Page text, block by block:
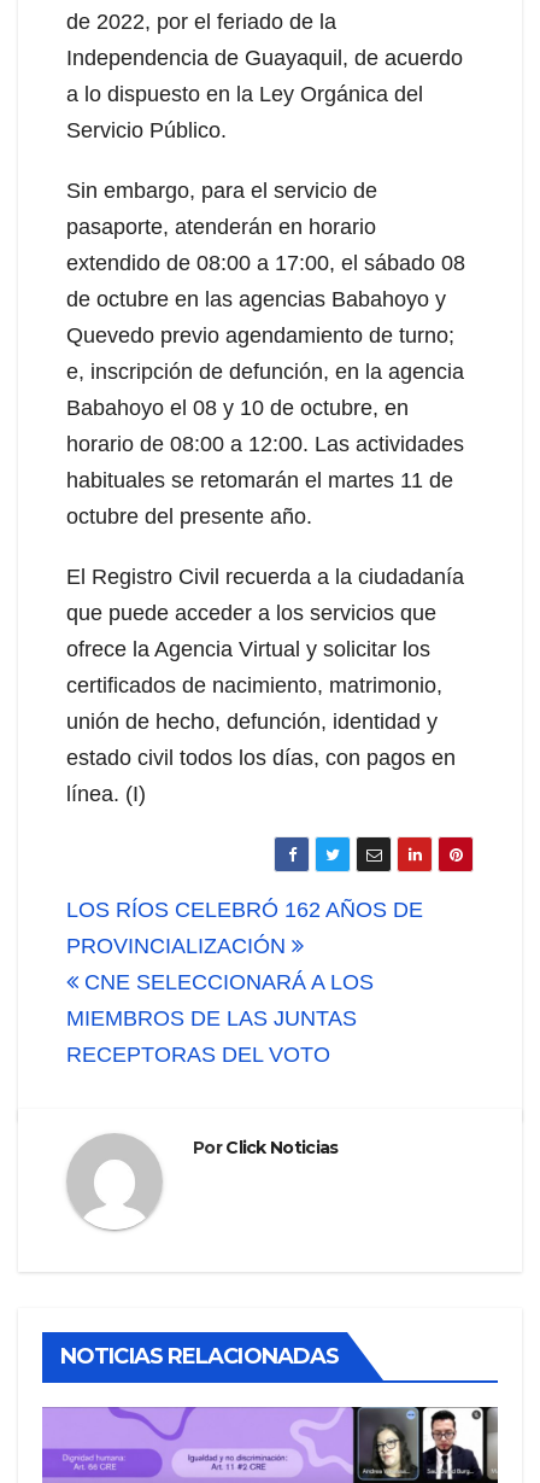
de 2022, por el feriado de la
Independencia de Guayaquil, de acuerdo
a lo dispuesto en la Ley Orgánica del
Servicio Público.
Sin embargo, para el servicio de
pasaporte, atenderán en horario
extendido de 08:00 a 17:00, el sábado 08
de octubre en las agencias Babahoyo y
Quevedo previo agendamiento de turno;
e, inscripción de defunción, en la agencia
Babahoyo el 08 y 10 de octubre, en
horario de 08:00 a 12:00. Las actividades
habituales se retomarán el martes 11 de
octubre del presente año.
El Registro Civil recuerda a la ciudadanía
que puede acceder a los servicios que
ofrece la Agencia Virtual y solicitar los
certificados de nacimiento, matrimonio,
unión de hecho, defunción, identidad y
estado civil todos los días, con pagos en
línea. (I)
Navegación
de
entradas
LOS RÍOS CELEBRÓ 162 AÑOS DE
PROVINCIALIZACIÓN
CNE SELECCIONARÁ A LOS
MIEMBROS DE LAS JUNTAS
RECEPTORAS DEL VOTO
PorClick Noticias
NOTICIAS RELACIONADAS